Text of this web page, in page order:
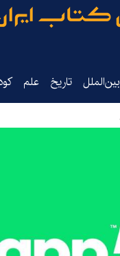
بین‌الملل تاریخ‌ علم